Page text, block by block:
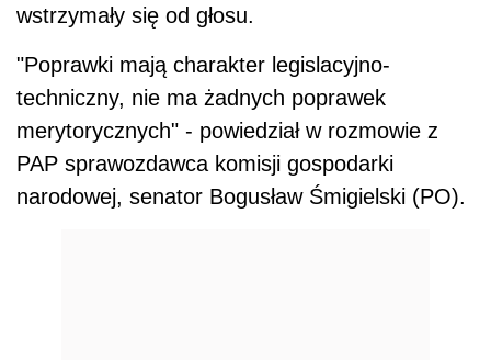
wstrzymały się od głosu.
"Poprawki mają charakter legislacyjno-
techniczny, nie ma żadnych poprawek
merytorycznych" - powiedział w rozmowie z
PAP sprawozdawca komisji gospodarki
narodowej, senator Bogusław Śmigielski (PO).